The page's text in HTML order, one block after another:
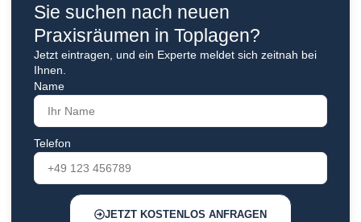
Sie suchen nach neuen
Praxisräumen in Toplagen?
Jetzt eintragen, und ein Experte meldet sich zeitnah bei
Ihnen.
Name
Telefon
JETZT KOSTENLOS ANFRAGEN